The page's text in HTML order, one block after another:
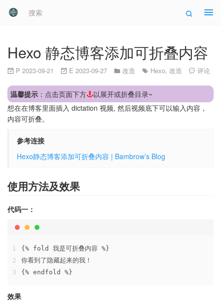
Hexo 静态博客添加可折叠内容
P 2023-09-21 E 2023-09-27 改造 Hexo, 改造 评论
温馨提示 ：点击页面下方
以展开或折叠目录~
想在在博客里面插入 dictation 视频, 然后视频底下可以输入内容，
内容可折叠。
参考连接
Hexo静态博客添加可折叠内容 | Bambrow’s Blog
使用方法及效果
代码一：
1
2
3
{% fold 我是可折叠内容 %}
你看到了隐藏起来的我！
{% endfold %}
效果